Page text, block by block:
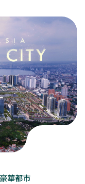
華都市